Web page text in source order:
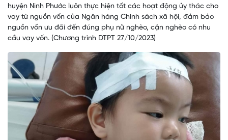
huyện Ninh Phước luôn thực hiện tốt các hoạt động ủy thác cho
vay từ nguồn vốn của Ngân hàng Chính sách xã hội, đảm bảo
nguồn vốn ưu đãi đến đúng phụ nữ nghèo, cận nghèo có nhu
cầu vay vốn. (Chương trình DTPT 27/10/2023)